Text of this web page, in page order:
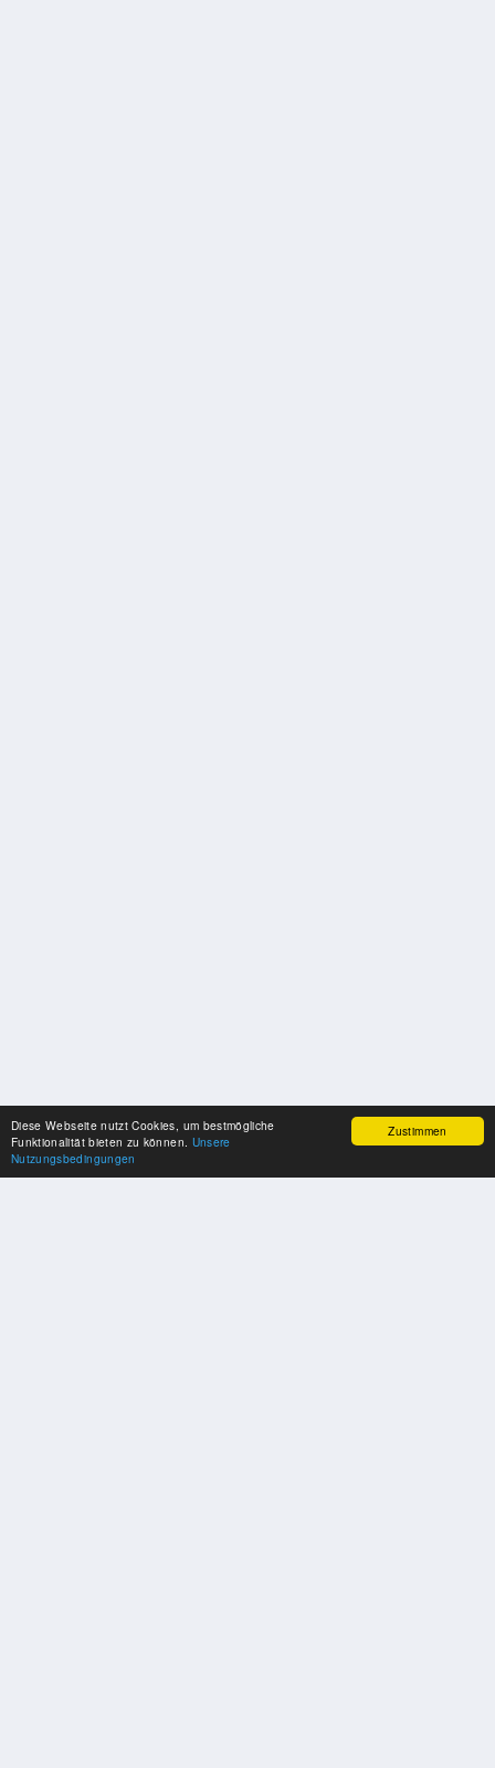
Zustimmen
Diese Webseite nutzt Cookies, um bestmögliche
Funktionalität bieten zu können. Unsere
Nutzungsbedingungen